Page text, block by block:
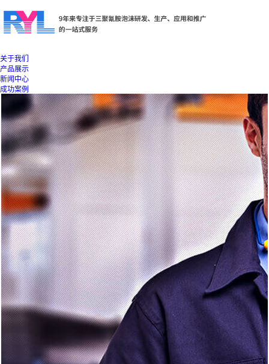
关于我们
产品展示
新闻中心
成功案例